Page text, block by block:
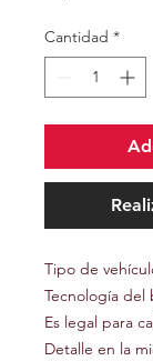
Cantidad *
Tipo de
Tecnología del
Es legal para
Detalle en la